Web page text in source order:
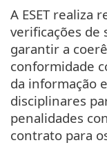
A ESET realiza
verificações de
garantir a
conformidade
da informação
disciplinares
penalidades
contrato para